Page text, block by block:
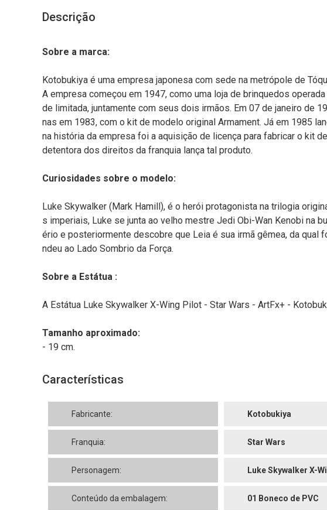
Descrição
Sobre a marca:
Kotobukiya é uma empresa japonesa com sede na metrópole de
A empresa começou em 1947, como uma loja de brinquedos
de limitada, juntamente com seus dois irmãos. Em 07 de janeiro de
nas em 1983, com o kit de modelo original Armament. Já em 1985
na história da empresa foi a aquisição de licença para fabricar o kit
detentora dos direitos da franquia lança tal produto.
Curiosidades sobre o modelo:
Luke Skywalker (Mark Hamill), é o herói protagonista na trilogia
s imperiais, Luke se junta ao velho mestre Jedi Obi-Wan Kenobi na
ério e posteriormente descobre que Leia é sua irmã gêmea, da qual
ndeu ao Lado Sombrio da Força.
Sobre a Estátua :
A Estátua Luke Skywalker X-Wing Pilot - Star Wars - ArtFx+ -
Tamanho aproximado:
- 19 cm.
Características
Fabricante: Kotobukiya
Franquia: Star Wars
Personagem: Luke Skywalker X-
Conteúdo da embalagem: 01 Boneco de PVC